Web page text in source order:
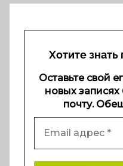
Хотите
Оставьте свой
новых записях
почту.